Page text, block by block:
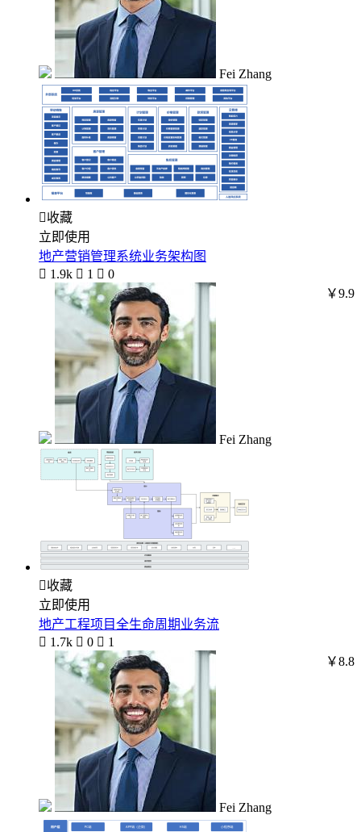
Fei Zhang
收藏
立即使用
地产营销管理系统业务架构图
 1.9k  1  0
Fei Zhang
￥9.9
收藏
立即使用
地产工程项目全生命周期业务流
 1.7k  0  1
Fei Zhang
￥8.8